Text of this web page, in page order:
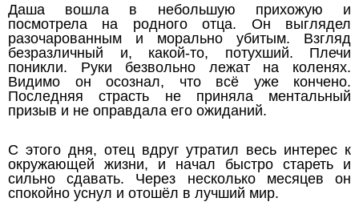
Даша вошла в небольшую прихожую и
посмотрела на родного отца. Он выглядел
разочарованным и морально убитым. Взгляд
безразличный и, какой-то, потухший. Плечи
поникли. Руки безвольно лежат на коленях.
Видимо он осознал, что всё уже кончено.
Последняя страсть не приняла ментальный
призыв и не оправдала его ожиданий.
С этого дня, отец вдруг утратил весь интерес к
окружающей жизни, и начал быстро стареть и
сильно сдавать. Через несколько месяцев он
спокойно уснул и отошёл в лучший мир.